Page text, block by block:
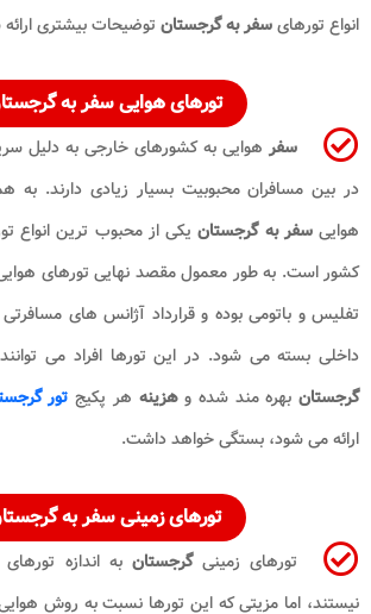
انواع تورهایسفر به گرجستان توضیحات بیشتری
تورهای هوایی سفر به
سفرهوایی به کشورهای خارجی به دلیل
در بین مسافران محبوبیت بسیار زیادی دارند. به
هواییسفر به گرجستانیکی از محبوب ترین انواع
کشور است. به طور معمول مقصد نهایی تورهای
تفلیس و باتومی بوده و قرارداد آژانس های مسافرتی
داخلی بسته می شود. در این تورها افراد می
گرجستانبهره مند شده وهزینه هر پکیج تور
ارائه می شود، بستگی خواهد داشت.
تورهای زمینی سفر به
تورهای زمینیگرجستان به اندازه
نیستند، اما مزیتی که این تورها نسبت به روش هوایی